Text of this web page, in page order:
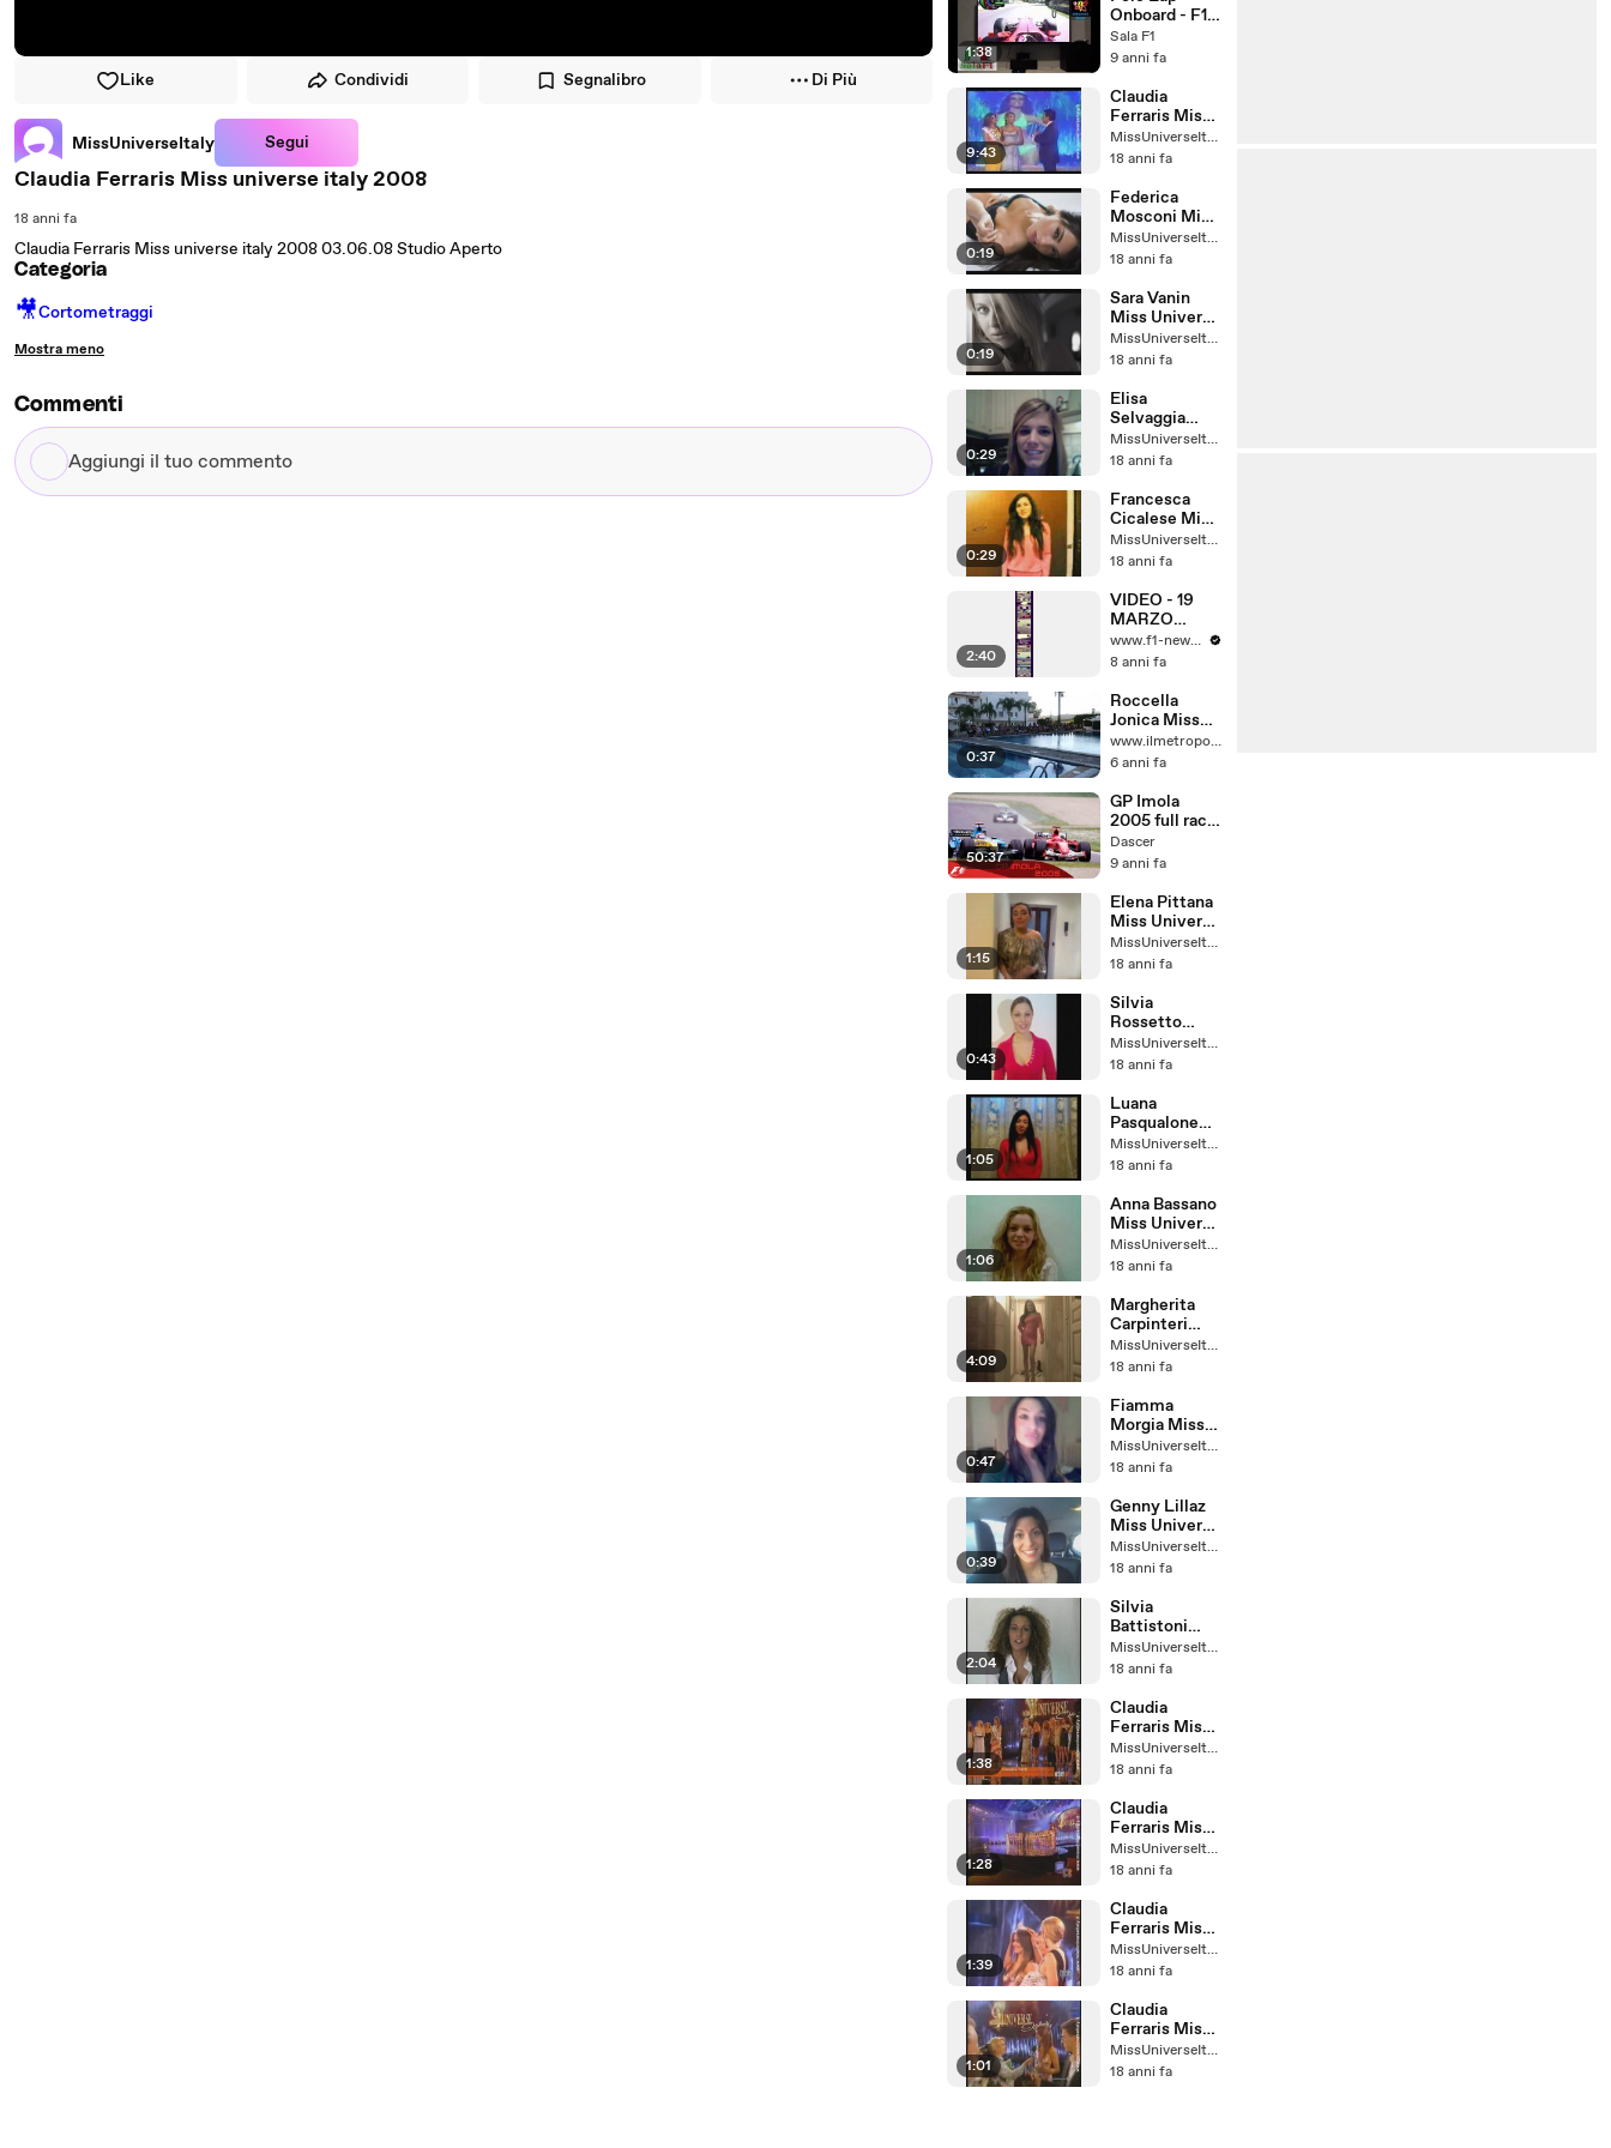
Like Condividi Segnalibro Di Più
MissUniverseItaly Segui
Claudia Ferraris Miss universe italy 2008
18 anni fa
Claudia Ferraris Miss universe italy 2008 03.06.08 Studio Aperto
Categoria
🎥Cortometraggi
Mostra meno
Commenti
Aggiungi
il
1:38
Onboard - F1
2010 Round 14
- GP Italia
Fernando
Alonso
Sala F1
9 anni fa
9:43
Claudia
Ferraris Miss
Universe Italy
2008 ospite a
MissUniverseItaly
18 anni fa
0:19
Federica
Mosconi Miss
Universe Italy
MissUniverseItaly
18 anni fa
0:19
Sara Vanin
Miss Universe
Italy
MissUniverseItaly
18 anni fa
0:29
Elisa
Selvaggia
Folli Miss
Universe Italy
MissUniverseItaly
18 anni fa
0:29
Francesca
Cicalese Miss
Universe Italy
MissUniverseItaly
18 anni fa
2:40
VIDEO - 19
MARZO
2006,
GIANCARLO
VINCE A
SEPANG!
www.f1-news.eu
8 anni fa
0:37
Roccella
Jonica Miss
Mondo Italia
sfilata in
bagno
www.ilmetropolitano.it
6 anni fa
50:37
GP Imola
2005 full race
#1
Dascer
9 anni fa
1:15
Elena Pittana
Miss Universe
Italy
MissUniverseItaly
18 anni fa
0:43
Silvia
Rossetto
Miss Universe
Italy
MissUniverseItaly
18 anni fa
1:05
Luana
Pasqualone
Miss Universe
Italy
MissUniverseItaly
18 anni fa
1:06
Anna Bassano
Miss Universe
Italy
MissUniverseItaly
18 anni fa
4:09
Margherita
Carpinteri
Miss Universe
Italy
MissUniverseItaly
18 anni fa
0:47
Fiamma
Morgia Miss
Universe Italy
MissUniverseItaly
18 anni fa
0:39
Genny Lillaz
Miss Universe
Italy
MissUniverseItaly
18 anni fa
2:04
Silvia
Battistoni
Miss Universe
Italy
MissUniverseItaly
18 anni fa
1:38
Claudia
Ferraris Miss
Universe Italy
2008
MissUniverseItaly
18 anni fa
1:28
Claudia
Ferraris Miss
Universe Italy
2008
MissUniverseItaly
18 anni fa
1:39
Claudia
Ferraris Miss
Universe Italy
2008
MissUniverseItaly
18 anni fa
1:01
Claudia
Ferraris Miss
Universe Italy
2008
MissUniverseItaly
18 anni fa